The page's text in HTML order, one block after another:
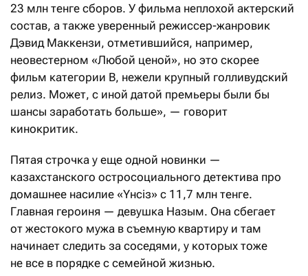
23 млн тенге сборов. У фильма неплохой актерский
состав, а также уверенный режиссер-жанровик
Дэвид Маккензи, отметившийся, например,
неовестерном «Любой ценой», но это скорее
фильм категории В, нежели крупный голливудский
релиз. Может, с иной датой премьеры были бы
шансы заработать больше», — говорит
кинокритик.
Пятая строчка у еще одной новинки —
казахстанского остросоциального детектива про
домашнее насилие «Үнсіз» с 11,7 млн тенге.
Главная героиня — девушка Назым. Она сбегает
от жестокого мужа в съемную квартиру и там
начинает следить за соседями, у которых тоже
не все в порядке с семейной жизнью.